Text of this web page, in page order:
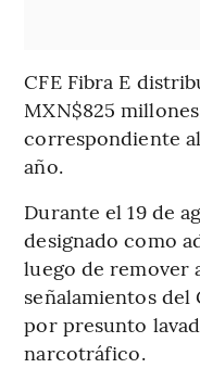
CFE Fibra E
MXN$825
correspondiente
año.
Durante el 19 de
designado como
luego de remover
señalamientos del
por presunto
narcotráfico.